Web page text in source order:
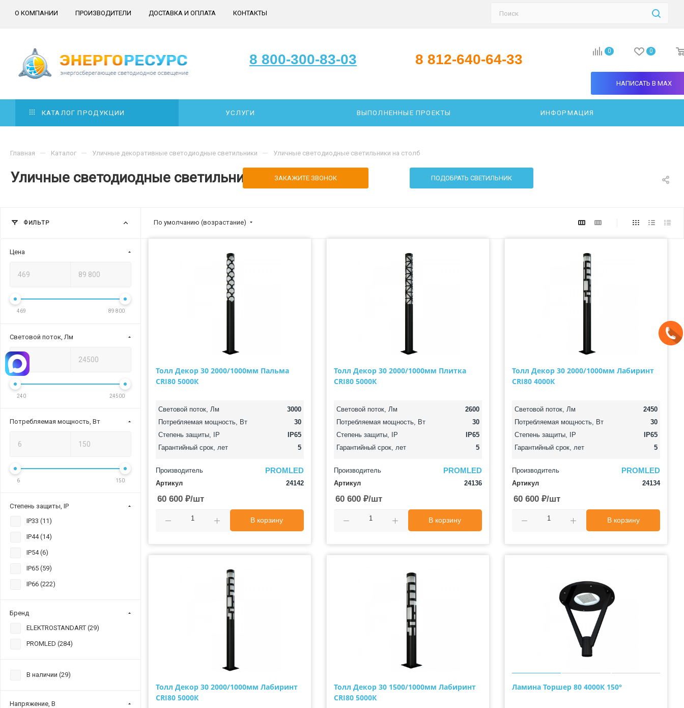
О КОМПАНИИ ПРОИЗВОДИТЕЛИ ДОСТАВКА И ОПЛАТА КОНТАКТЫ
8 800-300-83-03
ЗАКАЖИТЕ ЗВОНОК
8 812-640-64-33
ПОДОБРАТЬ СВЕТИЛЬНИК
0 0
НАПИСАТЬ В MAX
КАТАЛОГ ПРОДУКЦИИ УСЛУГИ ВЫПОЛНЕННЫЕ ПРОЕКТЫ ИНФОРМАЦИЯ
Уличные светодиодные светильники на столб 313
Главная — Каталог — Уличные декоративные светодиодные светильники — Уличные светодиодные светильники на столб
По умолчанию (возрастание)
Толл Декор 30 2000/1000мм Пальма
CRI80 5000К
Световой поток, Лм
3000
Потребляемая мощность, Вт
30
Степень защиты, IP
IP65
Гарантийный срок, лет
5
Производитель PROMLED
Артикул 24142
60 600 ₽/шт
В корзину
Толл Декор 30 2000/1000мм Плитка
CRI80 5000К
Световой поток, Лм
2600
Потребляемая мощность, Вт
30
Степень защиты, IP
IP65
Гарантийный срок, лет
5
Производитель PROMLED
Артикул 24136
60 600 ₽/шт
В корзину
Толл Декор 30 2000/1000мм Лабиринт
CRI80 4000К
Световой поток, Лм
2450
Потребляемая мощность, Вт
30
Степень защиты, IP
IP65
Гарантийный срок, лет
5
Производитель PROMLED
Артикул 24134
60 600 ₽/шт
В корзину
Толл Декор 30 2000/1000мм Лабиринт
CRI80 5000К
Толл Декор 30 1500/1000мм Лабиринт
CRI80 5000К
Ламина Торшер 80 4000К 150°
ФИЛЬТР
Цена
469 89 800
Световой поток, Лм
240 24500
Потребляемая мощность, Вт
6 150
Степень защиты, IP
IP33 (11)
IP44 (14)
IP54 (6)
IP65 (59)
IP66 (222)
Бренд
ELEKTROSTANDART (29)
PROMLED (284)
В наличии (29)
Напряжение, В